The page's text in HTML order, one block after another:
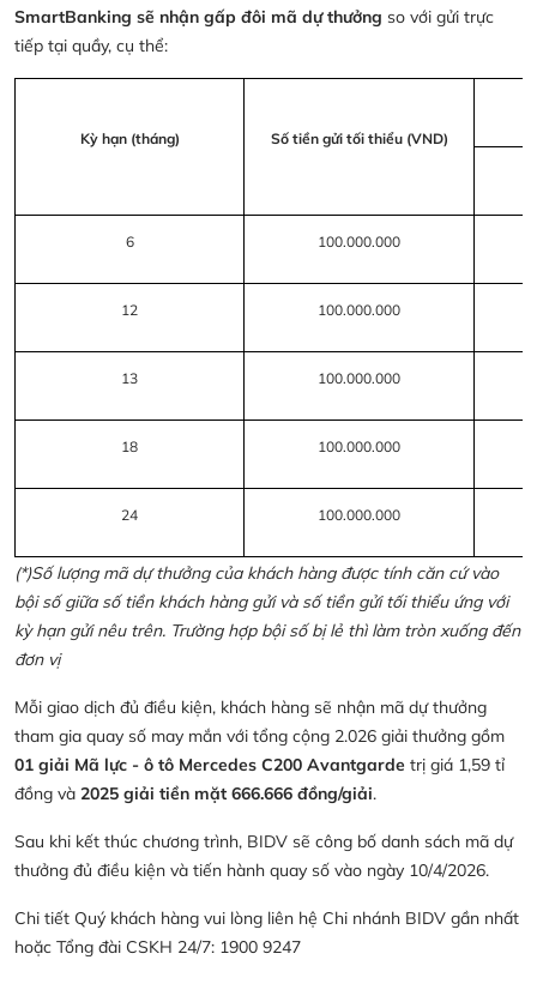
SmartBanking sẽ nhận gấp đôi mã dự thưởng so với gửi trực
tiếp tại quầy, cụ thể:
Kỳ hạn (tháng) Số tiền gửi tối thiểu (VND)
6 100.000.000
12 100.000.000
13 100.000.000
18 100.000.000
24 100.000.000
(*)Số lượng mã dự thưởng của khách hàng được tính căn cứ vào
bội số giữa số tiền khách hàng gửi và số tiền gửi tối thiểu ứng với
kỳ hạn gửi nêu trên. Trường hợp bội số bị lẻ thì làm tròn xuống đến
đơn vị
Mỗi giao dịch đủ điều kiện, khách hàng sẽ nhận mã dự thưởng
tham gia quay số may mắn với tổng cộng 2.026 giải thưởng gồm
01 giải Mã lực - ô tô Mercedes C200 Avantgarde trị giá 1,59 tỉ
đồng và 2025 giải tiền mặt 666.666 đồng/giải.
Sau khi kết thúc chương trình, BIDV sẽ công bố danh sách mã dự
thưởng đủ điều kiện và tiến hành quay số vào ngày 10/4/2026.
Chi tiết Quý khách hàng vui lòng liên hệ Chi nhánh BIDV gần nhất
hoặc Tổng đài CSKH 24/7: 1900 9247